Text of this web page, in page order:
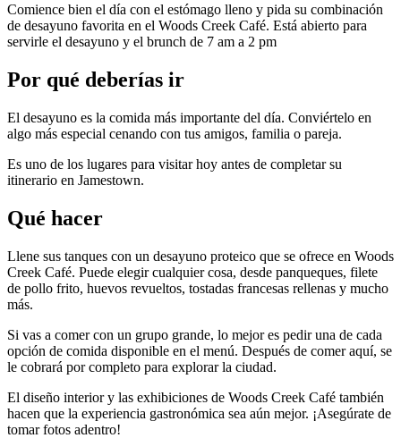
Comience bien el día con el estómago lleno y pida su combinación
de desayuno favorita en el Woods Creek Café. Está abierto para
servirle el desayuno y el brunch de 7 am a 2 pm
Por qué deberías ir
El desayuno es la comida más importante del día. Conviértelo en
algo más especial cenando con tus amigos, familia o pareja.
Es uno de los lugares para visitar hoy antes de completar su
itinerario en Jamestown.
Qué hacer
Llene sus tanques con un desayuno proteico que se ofrece en Woods
Creek Café. Puede elegir cualquier cosa, desde panqueques, filete
de pollo frito, huevos revueltos, tostadas francesas rellenas y mucho
más.
Si vas a comer con un grupo grande, lo mejor es pedir una de cada
opción de comida disponible en el menú. Después de comer aquí, se
le cobrará por completo para explorar la ciudad.
El diseño interior y las exhibiciones de Woods Creek Café también
hacen que la experiencia gastronómica sea aún mejor. ¡Asegúrate de
tomar fotos adentro!